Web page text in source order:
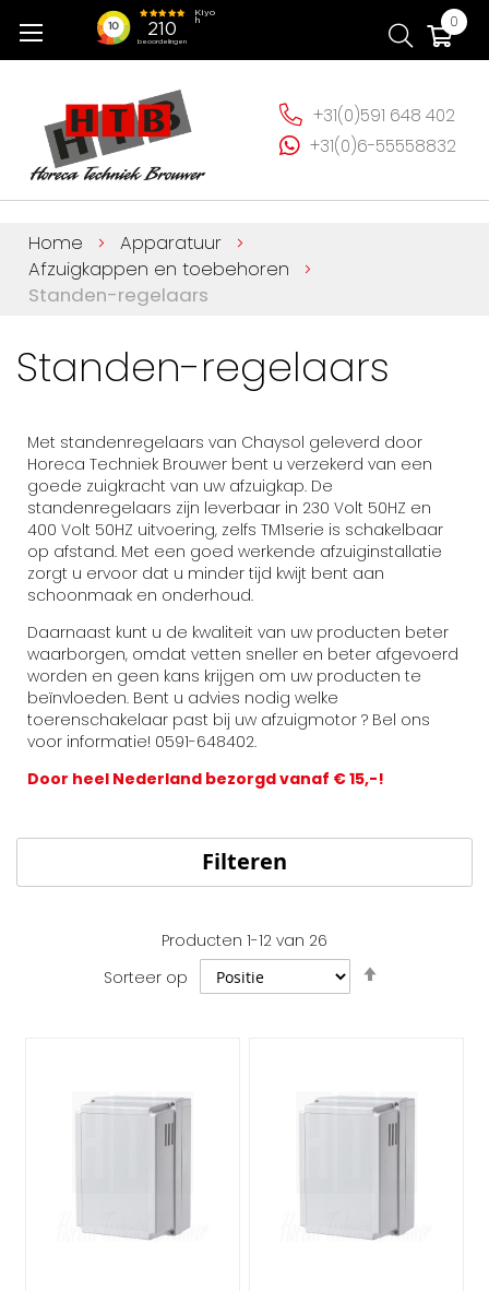
naar
0
+31(0)591 648 402
+31(0)6-55558832
Home
Apparatuur
Afzuigkappen en toebehoren
Standen-regelaars
Standen-regelaars
Met standenregelaars van Chaysol geleverd door
Horeca Techniek Brouwer bent u verzekerd van een
goede zuigkracht van uw afzuigkap. De
standenregelaars zijn leverbaar in 230 Volt 50HZ en
400 Volt 50HZ uitvoering, zelfs TM1serie is schakelbaar
op afstand. Met een goed werkende afzuiginstallatie
zorgt u ervoor dat u minder tijd kwijt bent aan
schoonmaak en onderhoud.
Daarnaast kunt u de kwaliteit van uw producten beter
waarborgen, omdat vetten sneller en beter afgevoerd
worden en geen kans krijgen om uw producten te
beïnvloeden. Bent u advies nodig welke
toerenschakelaar past bij uw afzuigmotor ? Bel ons
voor informatie! 0591-648402.
Door heel Nederland bezorgd vanaf € 15,-!
Filteren
Producten 1-12 van 26
Sorteer op